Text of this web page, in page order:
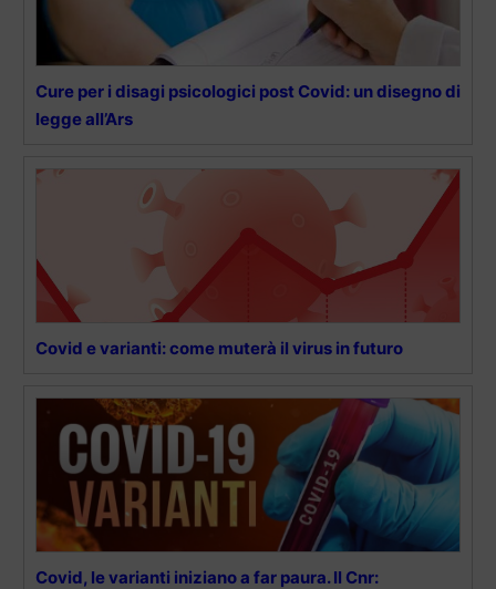
Cure per i disagi psicologici post Covid: un disegno di
legge all’Ars
Covid e varianti: come muterà il virus in futuro
Covid, le varianti iniziano a far paura. Il Cnr: